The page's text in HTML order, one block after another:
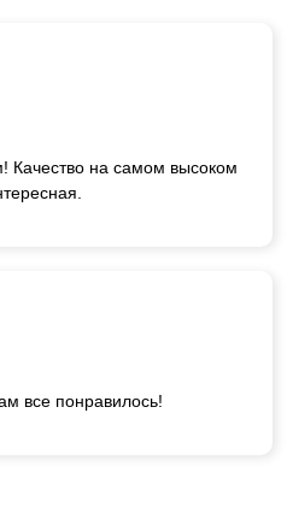
Качество на самом высоком
все понравилось!